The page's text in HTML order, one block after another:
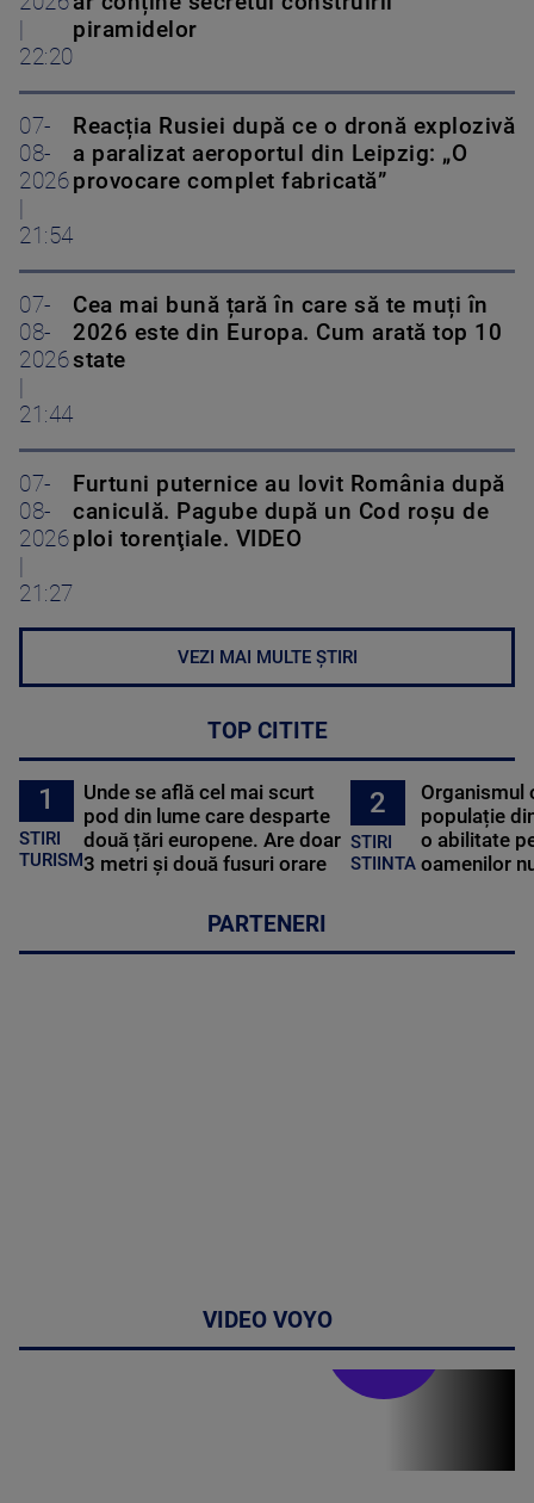
22:20
piramidelor
07-
08-
2026
21:54
Reacția Rusiei după ce o dronă explozivă
a paralizat aeroportul din Leipzig: „O
provocare complet fabricată”
07-
08-
2026
21:44
Cea mai bună țară în care să te muți în
2026 este din Europa. Cum arată top 10
state
07-
08-
2026
21:27
Furtuni puternice au lovit România după
caniculă. Pagube după un Cod roşu de
ploi torenţiale. VIDEO
VEZI MAI MULTE ȘTIRI
TOP CITITE
1
STIRI
TURISM
Unde se află cel mai scurt
pod din lume care desparte
două țări europene. Are doar
3 metri și două fusuri orare
2
STIRI
STIINTA
Organismul
populație
o abilitate
oamenilor
PARTENERI
VIDEO VOYO